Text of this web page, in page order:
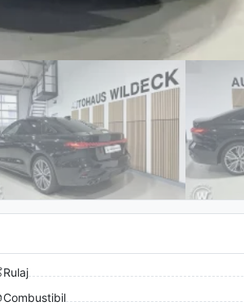
Rulaj
Combustibil